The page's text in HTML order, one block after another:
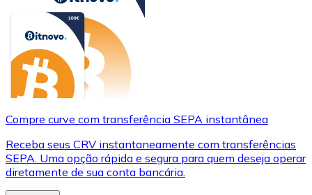
Compre curve com transferência SEPA instantânea
Receba seus CRV instantaneamente com transferências
SEPA. Uma opção rápida e segura para quem deseja operar
diretamente de sua conta bancária.